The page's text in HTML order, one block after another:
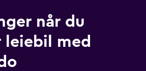
når du
leiebil med